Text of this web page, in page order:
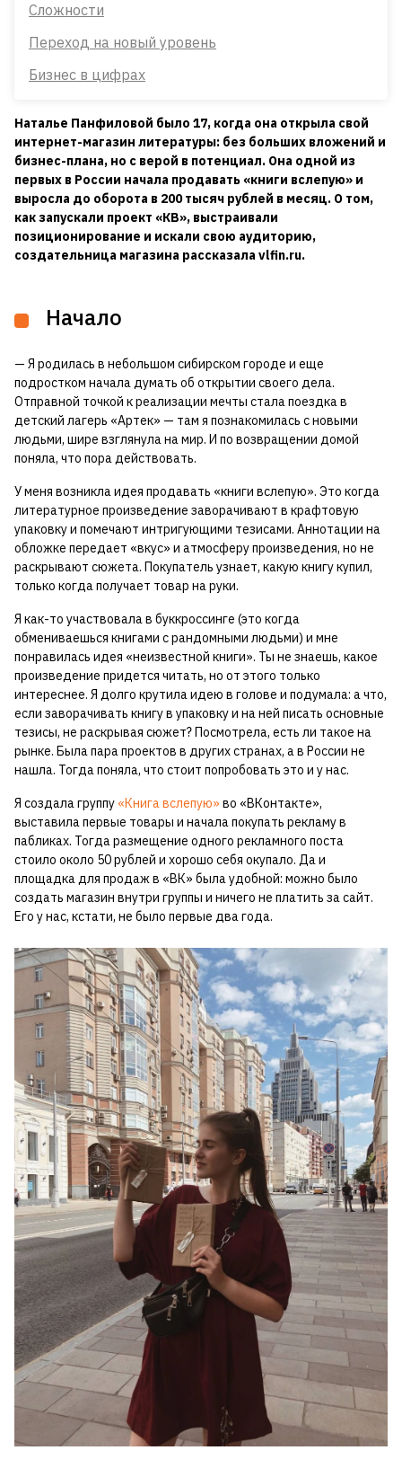
Сложности
Переход на новый уровень
Бизнес в цифрах
Наталье Панфиловой было 17, когда она открыла свой
интернет-магазин литературы: без больших вложений и
бизнес-плана, но с верой в потенциал. Она одной из
первых в России начала продавать «книги вслепую» и
выросла до оборота в 200 тысяч рублей в месяц. О том,
как запускали проект «КВ», выстраивали
позиционирование и искали свою аудиторию,
создательница магазина рассказала vlfin.ru.
Начало
— Я родилась в небольшом сибирском городе и еще
подростком начала думать об открытии своего дела.
Отправной точкой к реализации мечты стала поездка в
детский лагерь «Артек» — там я познакомилась с новыми
людьми, шире взглянула на мир. И по возвращении домой
поняла, что пора действовать.
У меня возникла идея продавать «книги вслепую». Это когда
литературное произведение заворачивают в крафтовую
упаковку и помечают интригующими тезисами. Аннотации на
обложке передает «вкус» и атмосферу произведения, но не
раскрывают сюжета. Покупатель узнает, какую книгу купил,
только когда получает товар на руки.
Я как-то участвовала в буккроссинге (это когда
обмениваешься книгами с рандомными людьми) и мне
понравилась идея «неизвестной книги». Ты не знаешь, какое
произведение придется читать, но от этого только
интереснее. Я долго крутила идею в голове и подумала: а что,
если заворачивать книгу в упаковку и на ней писать основные
тезисы, не раскрывая сюжет? Посмотрела, есть ли такое на
рынке. Была пара проектов в других странах, а в России не
нашла. Тогда поняла, что стоит попробовать это и у нас.
Я создала группу «Книга вслепую» во «ВКонтакте»,
выставила первые товары и начала покупать рекламу в
пабликах. Тогда размещение одного рекламного поста
стоило около 50 рублей и хорошо себя окупало. Да и
площадка для продаж в «ВК» была удобной: можно было
создать магазин внутри группы и ничего не платить за сайт.
Его у нас, кстати, не было первые два года.